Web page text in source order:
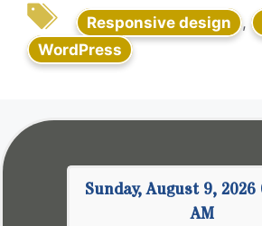
Responsive design ,
WordPress
Sunday, August 9, 2026
AM